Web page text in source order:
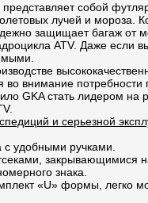
собой
лучей и мороза.
защищает багаж от
ATV. Даже если
во внимание
GKA стать лидером на
и серьезной
удобными ручками.
закрывающимися
знака.
«U» формы, легко